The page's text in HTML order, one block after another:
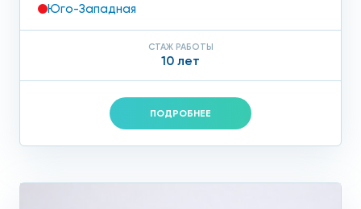
Юго-Западная
СТАЖ РАБОТЫ
10 лет
ПОДРОБНЕЕ